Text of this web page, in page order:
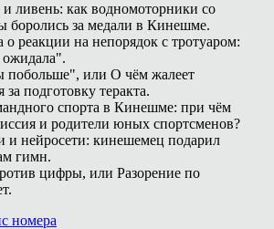
и ливень: как водномоторники со
боролись за медали в Кинешме.
реакции на непорядок с тротуаром:
побольше", или О чём жалеет
за подготовку теракта.
спорта в Кинешме: при чём
и родители юных спортсменов?
и нейросети: кинешемец подарил
гимн.
цифры, или Разорение по
номера